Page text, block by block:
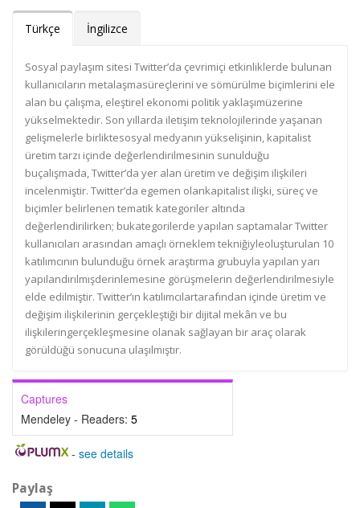
Türkçe İngilizce
Sosyal paylaşım sitesi Twitter’da çevrimiçi etkinliklerde bulunan
kullanıcıların metalaşmasüreçlerini ve sömürülme biçimlerini ele
alan bu çalışma, eleştirel ekonomi politik yaklaşımüzerine
yükselmektedir. Son yıllarda iletişim teknolojilerinde yaşanan
gelişmelerle birliktesosyal medyanın yükselişinin, kapitalist
üretim tarzı içinde değerlendirilmesinin sunulduğu
buçalışmada, Twitter’da yer alan üretim ve değişim ilişkileri
incelenmiştir. Twitter’da egemen olankapitalist ilişki, süreç ve
biçimler belirlenen tematik kategoriler altında
değerlendirilirken; bukategorilerde yapılan saptamalar Twitter
kullanıcıları arasından amaçlı örneklem tekniğiyleoluşturulan 10
katılımcının bulunduğu örnek araştırma grubuyla yapılan yarı
yapılandırılmışderinlemesine görüşmelerin değerlendirilmesiyle
elde edilmiştir. Twitter’ın katılımcılartarafından içinde üretim ve
değişim ilişkilerinin gerçekleştiği bir dijital mekân ve bu
ilişkileringerçekleşmesine olanak sağlayan bir araç olarak
görüldüğü sonucuna ulaşılmıştır.
Captures
Mendeley - Readers: 5
- see details
Paylaş